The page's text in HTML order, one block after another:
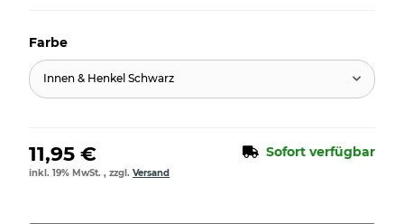
Farbe
Innen & Henkel Schwarz
11,95 € Sofort verfügbar
inkl. 19% MwSt. , zzgl. Versand